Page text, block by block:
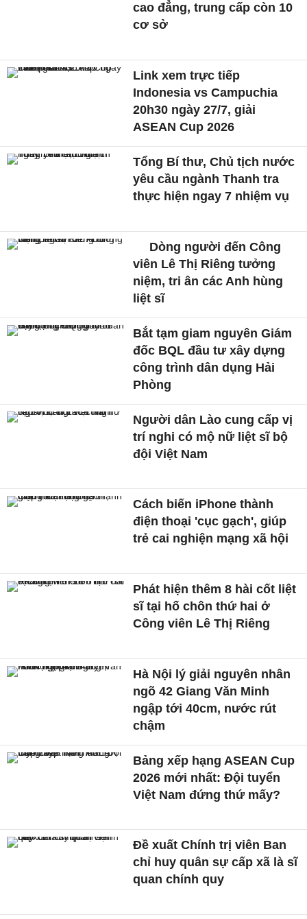
cao đẳng, trung cấp còn 10
cơ sở
Link xem trực tiếp
Indonesia vs Campuchia
20h30 ngày 27/7, giải
ASEAN Cup 2026
Tổng Bí thư, Chủ tịch nước
yêu cầu ngành Thanh tra
thực hiện ngay 7 nhiệm vụ
Dòng người đến Công
viên Lê Thị Riêng tưởng
niệm, tri ân các Anh hùng
liệt sĩ
Bắt tạm giam nguyên Giám
đốc BQL đầu tư xây dựng
công trình dân dụng Hải
Phòng
Người dân Lào cung cấp vị
trí nghi có mộ nữ liệt sĩ bộ
đội Việt Nam
Cách biến iPhone thành
điện thoại 'cục gạch', giúp
trẻ cai nghiện mạng xã hội
Phát hiện thêm 8 hài cốt liệt
sĩ tại hố chôn thứ hai ở
Công viên Lê Thị Riêng
Hà Nội lý giải nguyên nhân
ngõ 42 Giang Văn Minh
ngập tới 40cm, nước rút
chậm
Bảng xếp hạng ASEAN Cup
2026 mới nhất: Đội tuyển
Việt Nam đứng thứ mấy?
Đề xuất Chính trị viên Ban
chỉ huy quân sự cấp xã là sĩ
quan chính quy